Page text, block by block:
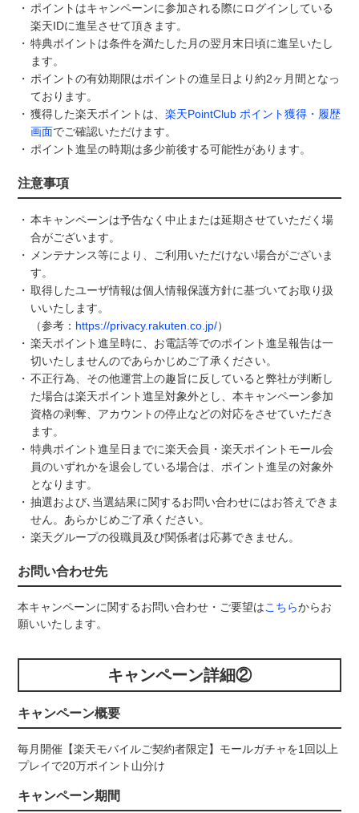
ポイントはキャンペーンに参加される際にログインしている
楽天IDに進呈させて頂きます。
特典ポイントは条件を満たした月の翌月末日頃に進呈いたし
ます。
ポイントの有効期限はポイントの進呈日より約2ヶ月間となっ
ております。
獲得した楽天ポイントは、楽天PointClub ポイント獲得・履歴
画面でご確認いただけます。
ポイント進呈の時期は多少前後する可能性があります。
注意事項
本キャンペーンは予告なく中止または延期させていただく場
合がございます。
メンテナンス等により、ご利用いただけない場合がございま
す。
取得したユーザ情報は個人情報保護方針に基づいてお取り扱
いいたします。
（参考： https://privacy.rakuten.co.jp/）
楽天ポイント進呈時に、お電話等でのポイント進呈報告は⼀
切いたしませんのであらかじめご了承ください。
不正行為、その他運営上の趣旨に反していると弊社が判断し
た場合は楽天ポイント進呈対象外とし、本キャンペーン参加
資格の剥奪、アカウントの停止などの対応をさせていただき
ます。
特典ポイント進呈日までに楽天会員・楽天ポイントモール会
員のいずれかを退会している場合は、ポイント進呈の対象外
となります。
抽選および､当選結果に関するお問い合わせにはお答えできま
せん。あらかじめご了承ください。
楽天グループの役職員及び関係者は応募できません。
お問い合わせ先
本キャンペーンに関するお問い合わせ・ご要望はこちらからお
願いいたします。
キャンペーン詳細②
キャンペーン概要
毎月開催【楽天モバイルご契約者限定】モールガチャを1回以上
プレイで20万ポイント山分け
キャンペーン期間